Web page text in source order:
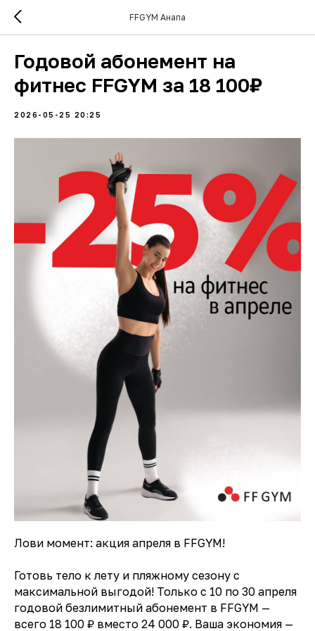
FFGYM Анапа
Годовой абонемент на
фитнес FFGYM за 18 100₽
2026-05-25 20:25
Лови момент: акция апреля в FFGYM!
Готовь тело к лету и пляжному сезону с
максимальной выгодой! Только с 10 по 30 апреля
годовой безлимитный абонемент в FFGYM —
всего 18 100 ₽ вместо 24 000 ₽. Ваша экономия —